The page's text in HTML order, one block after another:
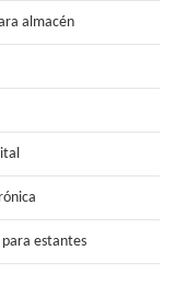
almacén
estantes